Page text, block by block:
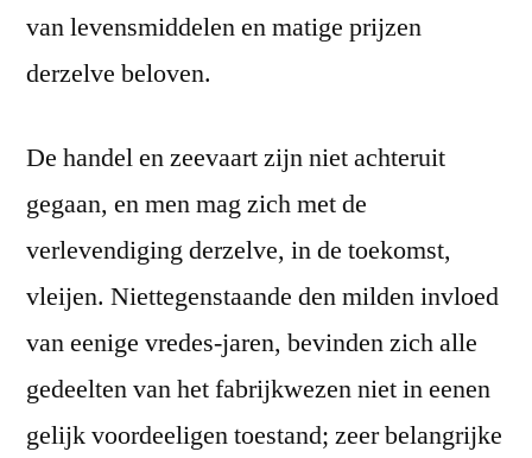
van levensmiddelen en matige prijzen
derzelve beloven.
De handel en zeevaart zijn niet achteruit
gegaan, en men mag zich met de
verlevendiging derzelve, in de toekomst,
vleijen. Niettegenstaande den milden invloed
van eenige vredes-jaren, bevinden zich alle
gedeelten van het fabrijkwezen niet in eenen
gelijk voordeeligen toestand; zeer belangrijke